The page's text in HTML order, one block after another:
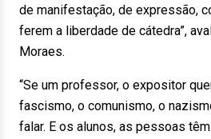
de manifestação, de expressão,
ferem a liberdade de cátedra”,
Moraes.
“Se um professor, o expositor
fascismo, o comunismo, o
falar. E os alunos, as pessoas